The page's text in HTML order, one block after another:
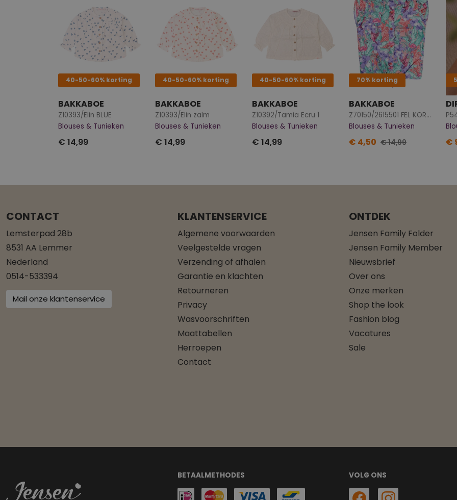
40-50-60% korting
BAKKABOE
Z10393/Elin BLUE
Blouses & Tunieken
€ 14,99
40-50-60% korting
BAKKABOE
Z10393/Elin zalm
Blouses & Tunieken
€ 14,99
40-50-60% korting
BAKKABOE
Z10392/Tamia Ecru 1
Blouses & Tunieken
€ 14,99
70% korting
BAKKABOE
Z70150/2615501 FEL KORAAL
Blouses & Tunieken
€ 4,50 € 14,99 €
CONTACT
Lemsterpad 28b
8531 AA Lemmer
Nederland
0514-533394
Mail onze klantenservice
KLANTENSERVICE
Algemene voorwaarden
Veelgestelde vragen
Verzending of afhalen
Garantie en klachten
Retourneren
Privacy
Wasvoorschriften
Maattabellen
Herroepen
Contact
ONTDEK
Jensen Family Folder
Jensen Family Member
Nieuwsbrief
Over ons
Onze merken
Shop the look
Fashion blog
Vacatures
Sale
BETAALMETHODES VOLG ONS